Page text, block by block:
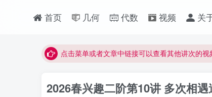
首页 几何 代数 视频 关
最近网站被攻击导致速度非常慢，目前已恢复正
点击菜单或者文章中链接可以查看其他讲次的视
视频无法观看的微信发消息给邱老师重置即可
2026春兴趣二阶第10讲 多次相遇